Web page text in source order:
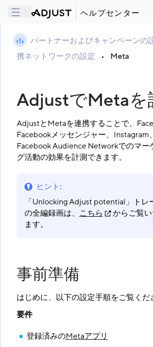
ヘルプセンター
パートナーおよびキャンペーンの
携ネットワークの設定
• Meta
AdjustでMetaを
AdjustとMetaを連携することで、
Facebookメッセンジャー、Instagram、
Facebook Audience Networkでのマー
グ活動の効果を計測できます。
ヒント :
「Unlocking Adjust potential」トレ
の全編録画は、 こちら
からご覧
ます。
事前準備
はじめに、以下の設定手順をご覧くだ
要件
登録済みのMetaアプリ